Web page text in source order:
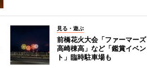
見る・遊ぶ
前橋花火大会「ファーマーズ
高崎棟高」など「鑑賞イベン
ト」臨時駐車場も